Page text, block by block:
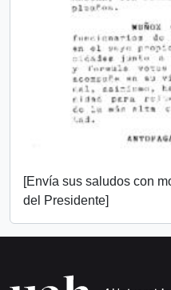
[Envía sus saludos con
del Presidente]